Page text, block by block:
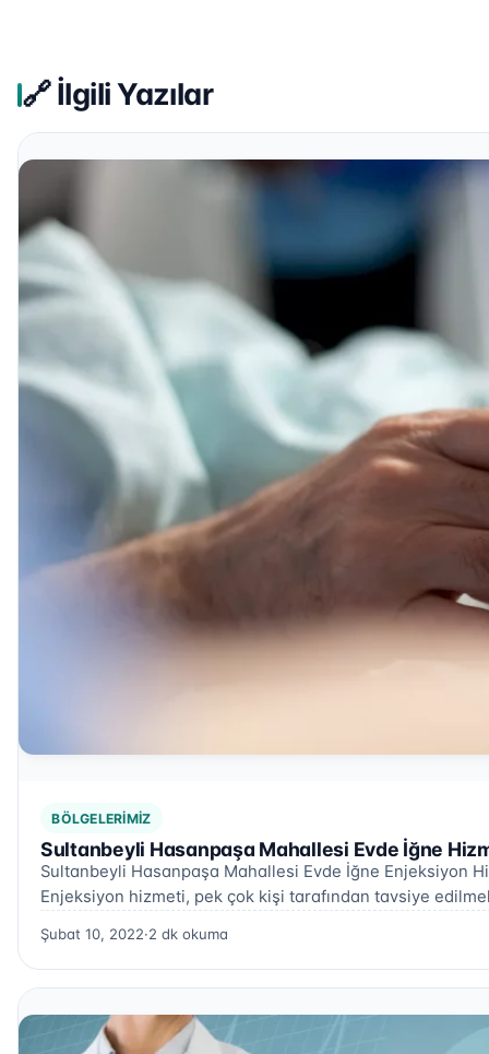
🔗 İlgili Yazılar
BÖLGELERIMIZ
Sultanbeyli Hasanpaşa Mahallesi Evde İğne
Sultanbeyli Hasanpaşa Mahallesi Evde İğne Enjeksiyon
Enjeksiyon hizmeti, pek çok kişi tarafından tavsiye
Şubat 10, 2022·2 dk okuma